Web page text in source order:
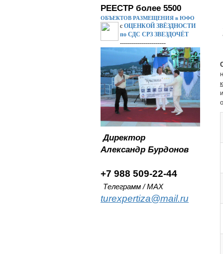
РЕЕСТР более 5500
ОБЪЕКТОВ РАЗМЕЩЕНИЯ в ЮФО
с ОЦЕНКОЙ ЗВЁЗДНОСТИ
по СДС СРЗ ЗВЕЗДОЧЁТ
-----------------------
Директор
Александр Бурдонов
+7 988 509-22-44
Телеграмм / MAX
turexpertiza@mail.ru